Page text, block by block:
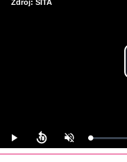
Play UnmuteLoaded:
0%
Zdroj: SITA